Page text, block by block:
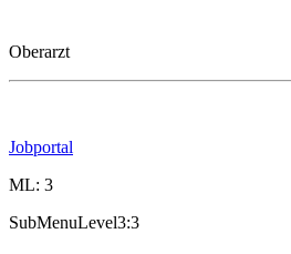
Oberarzt
Jobportal
ML: 3
SubMenuLevel3:3